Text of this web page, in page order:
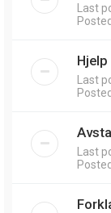
Last
Last
Last